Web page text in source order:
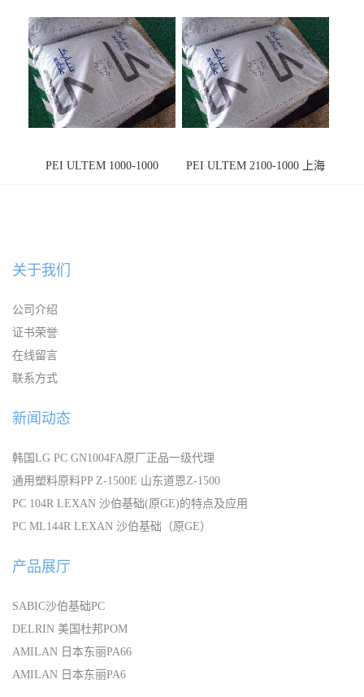
PEI ULTEM 1000-1000
PEI ULTEM 2100-1000 上海
关于我们
公司介绍
证书荣誉
在线留言
联系方式
新闻动态
韩国LG PC GN1004FA原厂正品一级代理
通用塑料原料PP Z-1500E 山东道恩Z-1500
PC 104R LEXAN 沙伯基础(原GE)的特点及应用
PC ML144R LEXAN 沙伯基础（原GE）
产品展厅
SABIC沙伯基础PC
DELRIN 美国杜邦POM
AMILAN 日本东丽PA66
AMILAN 日本东丽PA6